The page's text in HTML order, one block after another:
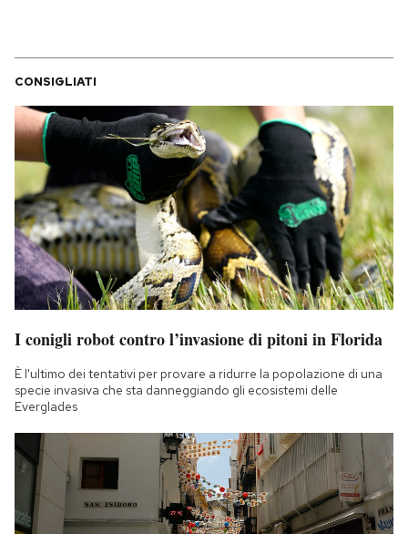
CONSIGLIATI
I conigli robot contro l’invasione di pitoni in Florida
È l'ultimo dei tentativi per provare a ridurre la popolazione di una
specie invasiva che sta danneggiando gli ecosistemi delle
Everglades